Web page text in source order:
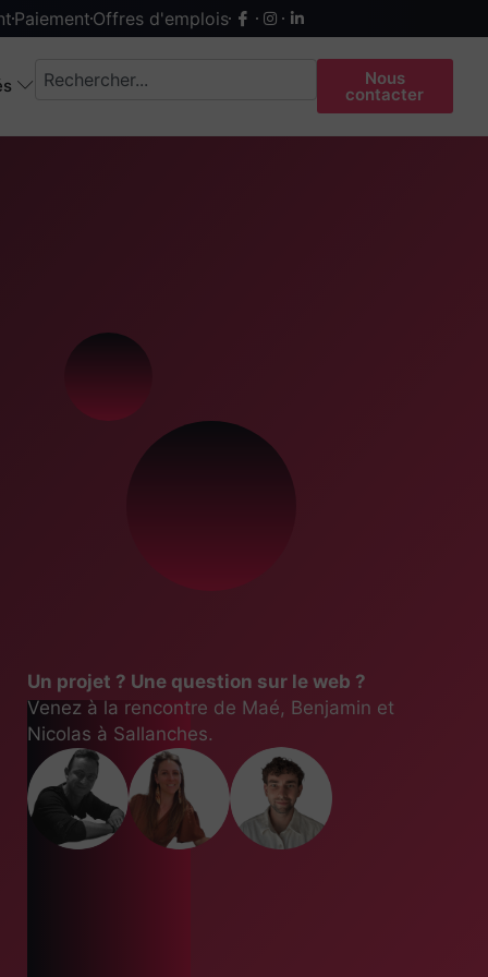
Paiement Offres d'emplois
Nous
contacter
Un projet ? Une question sur le web ?
Venez à la rencontre de Maé, Benjamin et
Nicolas à Sallanches.